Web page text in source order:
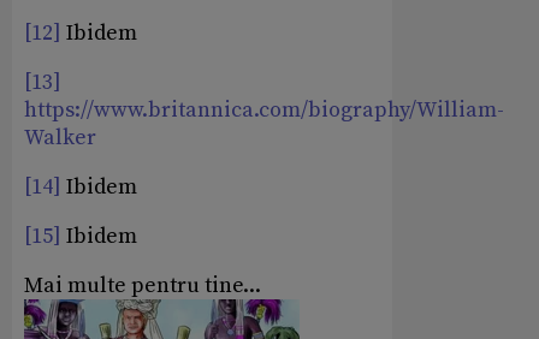
[12] Ibidem
[13]
https://www.britannica.com/biography/William-
Walker
[14] Ibidem
[15] Ibidem
Mai multe pentru tine...